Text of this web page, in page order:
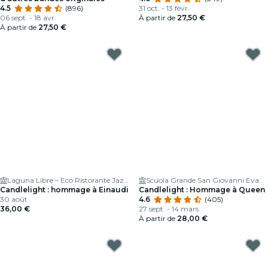
4.5
(896)
06 sept. - 18 avr.
À partir de 27,50 €
31 oct. - 13 févr.
À partir de 27,50 €
Laguna Libre – Eco Ristorante Jazz club & Cocktail Bar
Candlelight : hommage à Einaudi
30 août
36,00 €
Scuola Grande San Giovanni Evangelista di Venezia
Candlelight : Hommage à Queen
4.6
(405)
27 sept. - 14 mars
À partir de 28,00 €